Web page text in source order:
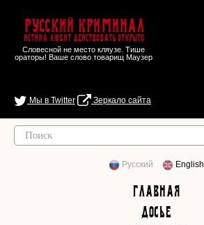
Русский Криминал
Истина любит действовать открыто
Словесной не место кляузе. Тише
ораторы! Ваше слово товарищ Маузер
Мы в Twitter Зеркало сайта
Русский English
Главная
Досье